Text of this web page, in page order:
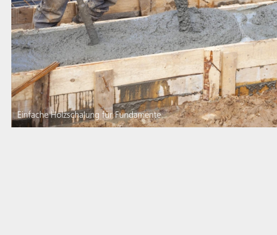
Einfache Holzschalung für Fundamente